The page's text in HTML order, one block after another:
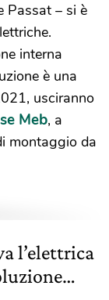
Passat – si è
interna
è una
usciranno
Meb, a
montaggio da
l’elettrica